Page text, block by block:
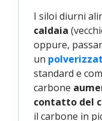
I siloi diurni
caldaia
oppure,
un
standard e
carbone
contatto del
il carbone in